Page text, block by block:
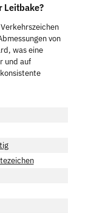
Leitbake?
von
was eine
und auf